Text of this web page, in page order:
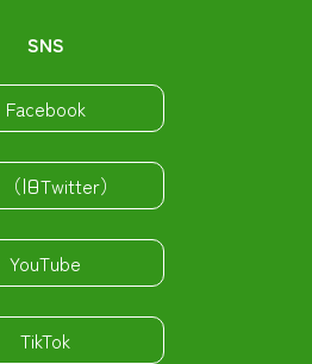
SNS
Facebook
（旧Twitter）
YouTube
TikTok